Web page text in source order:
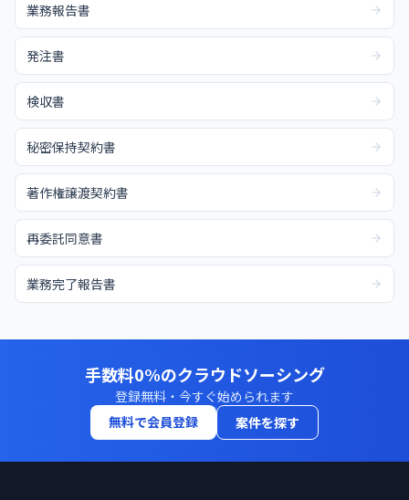
業務報告書
発注書
検収書
秘密保持契約書
著作権譲渡契約書
再委託同意書
業務完了報告書
手数料0%のクラウドソーシング
登録無料・今すぐ始められます
無料で会員登録
案件を探す